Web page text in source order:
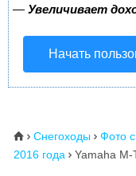
— Увеличивает
Начать
⌂  Снегоходы  Фото
2016 года  Yamaha